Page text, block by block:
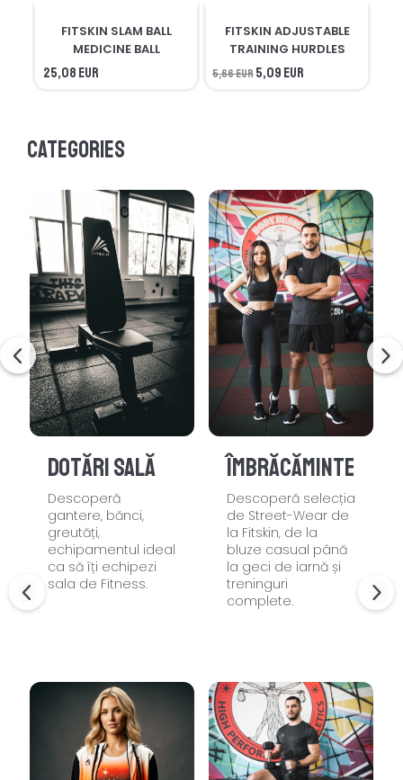
FITSKIN SLAM BALL
MEDICINE BALL
25,08 EUR
FITSKIN ADJUSTABLE
TRAINING HURDLES
5,66 EUR5,09 EUR
Categories
Dotări sală
Descoperă
gantere, bănci,
greutăți,
echipamentul ideal
ca să îți echipezi
sala de Fitness.
Îmbrăcăminte
Descoperă selecția
de Street-Wear de
la Fitskin, de la
bluze casual până
la geci de iarnă și
treninguri
complete.